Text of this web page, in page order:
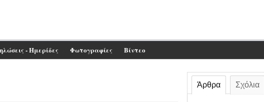
- Ημερίδες Φωτογραφίες Βίντεο
Άρθρα Σχόλια